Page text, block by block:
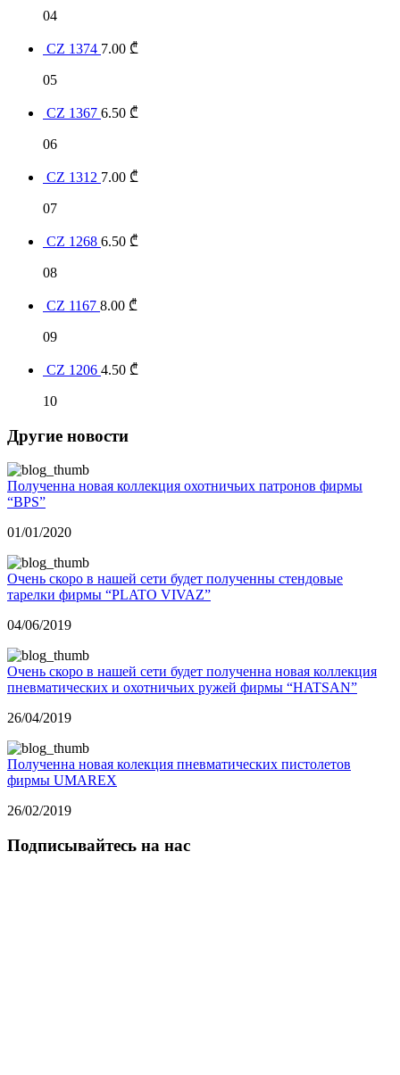
04
CZ 1374 7.00 ₾
05
CZ 1367 6.50 ₾
06
CZ 1312 7.00 ₾
07
CZ 1268 6.50 ₾
08
CZ 1167 8.00 ₾
09
CZ 1206 4.50 ₾
10
Другие новости
Полученна новая коллекция охотничьих патронов фирмы
“BPS”
01/01/2020
Очень скоро в нашей сети будет полученны стендовые
тарелки фирмы “PLATO VIVAZ”
04/06/2019
Очень скоро в нашей сети будет полученна новая коллекция
пневматических и охотничьих ружей фирмы “HATSAN”
26/04/2019
Полученна новая колекция пневматических пистолетов
фирмы UMAREX
26/02/2019
Подписывайтесь на нас